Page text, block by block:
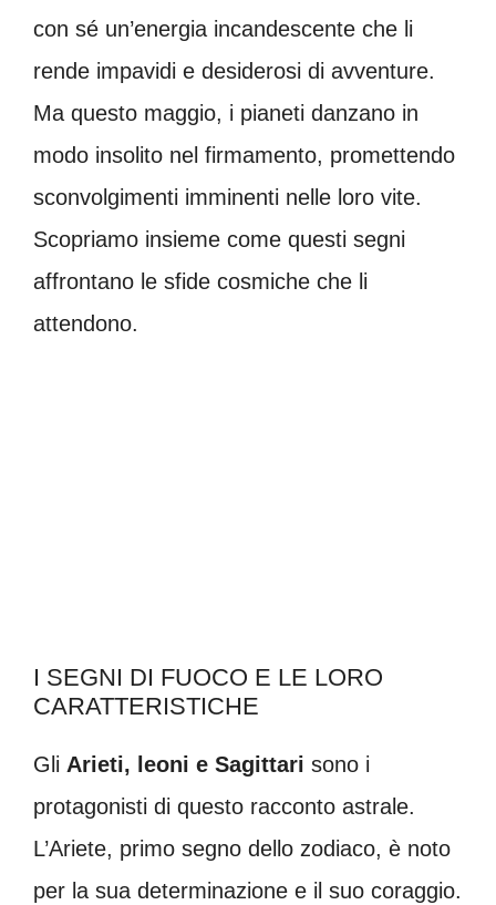
con sé un’energia incandescente che li
rende impavidi e desiderosi di avventure.
Ma questo maggio, i pianeti danzano in
modo insolito nel firmamento, promettendo
sconvolgimenti imminenti nelle loro vite.
Scopriamo insieme come questi segni
affrontano le sfide cosmiche che li
attendono.
I SEGNI DI FUOCO E LE LORO
CARATTERISTICHE
Gli Arieti, leoni e Sagittari sono i
protagonisti di questo racconto astrale.
L’Ariete, primo segno dello zodiaco, è noto
per la sua determinazione e il suo coraggio.